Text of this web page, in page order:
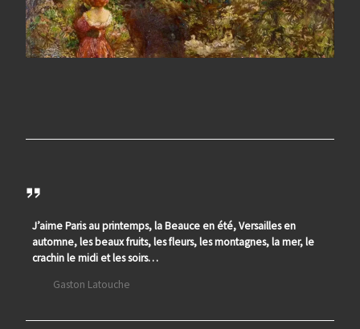
J’aime Paris au printemps, la Beauce en été, Versailles en
automne, les beaux fruits, les fleurs, les montagnes, la mer, le
crachin le midi et les soirs…
Gaston Latouche